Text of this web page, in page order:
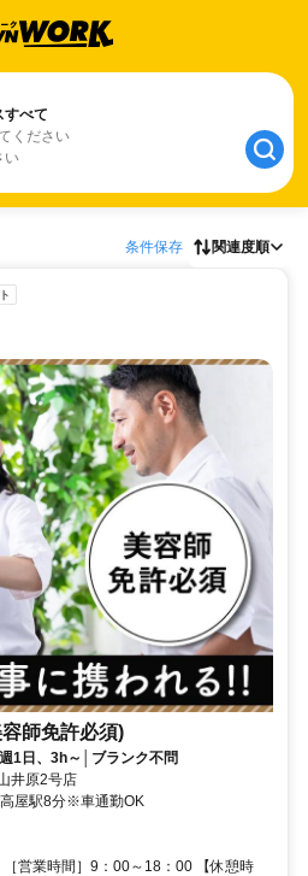
すべて
ください
い
条件保存 関連度順
師免許必須)
1日、3h～│ブランク不問
井原2号店
屋駅8分※車通勤OK
営業時間］9：00～18：00 【休憩時